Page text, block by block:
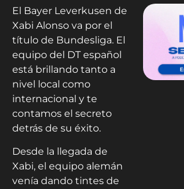
El Bayer Leverkusen de
Xabi Alonso va por el
título de Bundesliga. El
equipo del DT español
está brillando tanto a
nivel local como
internacional y te
contamos el secreto
detrás de su éxito.
Desde la llegada de
Xabi, el equipo alemán
venía dando tintes de